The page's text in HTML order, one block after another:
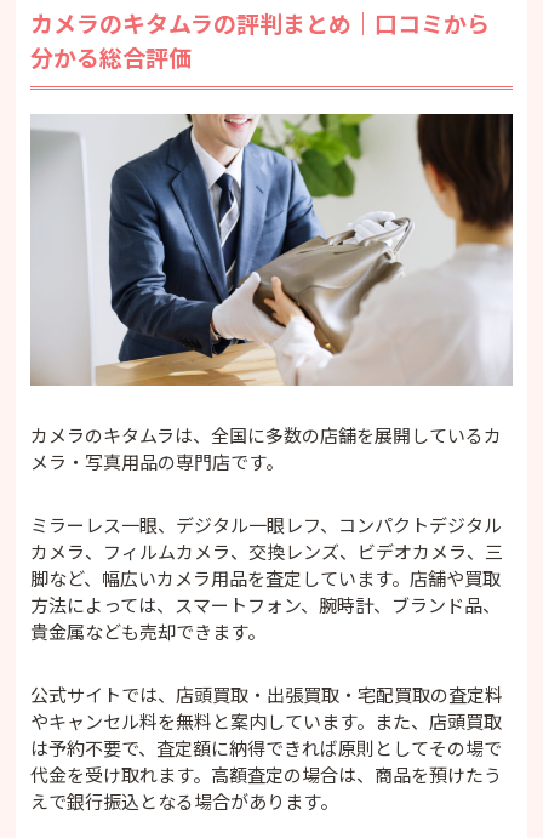
・出張買取
カメラのキタムラの店頭買取の流れ
・1．買取対応店舗を探す
・2．商品と本人確認書類を持ち込む
・3．スタッフが査定する
・4．査定額を確認する
・5．本人確認と契約を行う
・6．買取代金を受け取る
カメラのキタムラの宅配買取の流れ
・1．無料梱包キットを申し込む
・2．商品と必要書類を梱包する
・3．買取センターへ発送する
・4．査定結果を確認する
・6．買取代金を受け取る
カメラのキタムラの出張買取の流れ
・2．訪問日時を決める
・3．自宅で査定を受ける
・4．査定額を確認する
・5．代金を受け取る
・デジタルカメラ
・フィルムカメラ
・交換レンズ
・ビデオカメラ
・カメラ用品
カメラのキタムラの評判まとめ｜口コミから
分かる総合評価
カメラのキタムラは、全国に多数の店舗を展開しているカ
メラ・写真用品の専門店です。
ミラーレス一眼、デジタル一眼レフ、コンパクトデジタル
カメラ、フィルムカメラ、交換レンズ、ビデオカメラ、三
脚など、幅広いカメラ用品を査定しています。店舗や買取
方法によっては、スマートフォン、腕時計、ブランド品、
貴金属なども売却できます。
公式サイトでは、店頭買取・出張買取・宅配買取の査定料
やキャンセル料を無料と案内しています。また、店頭買取
は予約不要で、査定額に納得できれば原則としてその場で
代金を受け取れます。高額査定の場合は、商品を預けたう
えで銀行振込となる場合があります。